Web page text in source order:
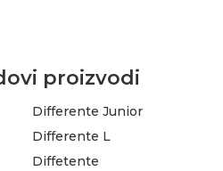
proizvodi
Differente Junior
Differente L
Diffetente